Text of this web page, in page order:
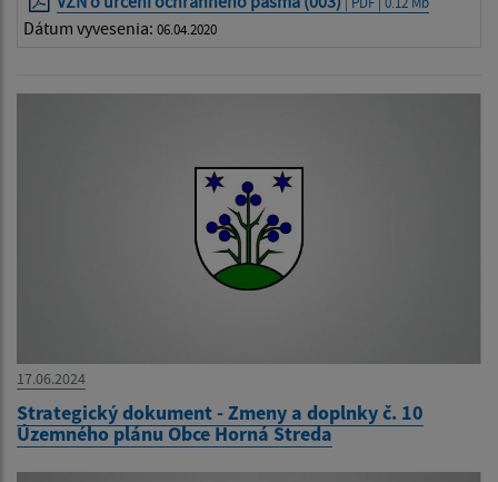
Dátum vyvesenia: 06.04.2020
17.06.2024
Strategický dokument - Zmeny a doplnky č. 10
Územného plánu Obce Horná Streda